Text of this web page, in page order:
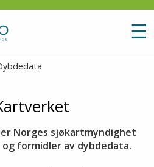
☰
Norges sjøkartmyndighet
formidler av dybdedata.